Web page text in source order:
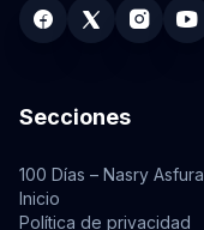
Secciones
100 Días – Nasry Asfura
Inicio
Política de privacidad